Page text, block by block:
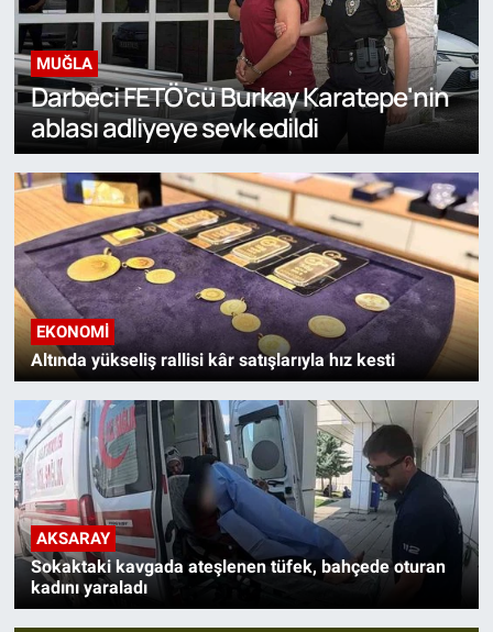
MUĞLA
Darbeci FETÖ'cü Burkay Karatepe'nin
ablası adliyeye sevk edildi
EKONOMI
Altında yükseliş rallisi kâr satışlarıyla hız kesti
AKSARAY
Sokaktaki kavgada ateşlenen tüfek, bahçede oturan
kadını yaraladı